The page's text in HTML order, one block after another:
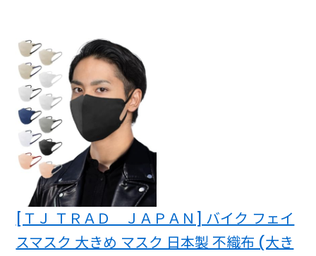
[ＴＪ ＴＲＡＤ ＪＡＰＡＮ] バイク フェイ
スマスク 大きめ マスク 日本製 不織布 (大き